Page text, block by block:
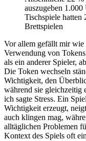
auszugeben
Tischspiele hatten
Brettspielen
Vor allem gefällt mir wie
Verwendung von
als ein anderer Spieler,
Die Token wechseln
Wichtigkeit, den
während sie gleichzeitig
ich sagte Stress. Ein
Wichtigkeit erzeugt,
auch klingen mag,
alltäglichen Problemen
Kontext des Spiels oft